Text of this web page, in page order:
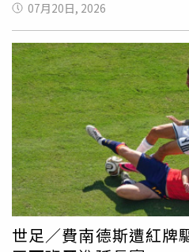
（Lamine Yamal）同樣締造紀
同時登上歐洲國家盃與世界盃
史上第3年輕的先發球員。兩
勝、2和，戰績勢均力敵。比
始終未能突破對方防線。西班
廷約45％；西班牙完成3次射
完成任何射門。兩隊半場合計
有相關統計以來，世界盃冠軍
阿根廷在比賽尾聲遭遇重大打
鐘，中場費南德斯（Enzo
二張黃牌，經VAR確認後遭紅
10人應戰，也讓戰局更加艱困
卷，比賽進入延長賽後，握有
07月20日, 2026
世足／費南德斯遭紅